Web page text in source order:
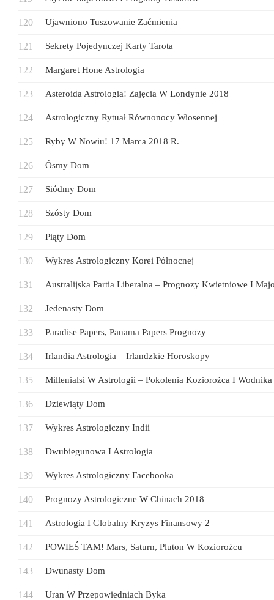
Ujawniono Tuszowanie Zaćmienia
Sekrety Pojedynczej Karty Tarota
Margaret Hone Astrologia
Asteroida Astrologia! Zajęcia W Londynie 2018
Astrologiczny Rytuał Równonocy Wiosennej
Ryby W Nowiu! 17 Marca 2018 R.
Ósmy Dom
Siódmy Dom
Szósty Dom
Piąty Dom
Wykres Astrologiczny Korei Północnej
Australijska Partia Liberalna – Prognozy Kwietniowe I
Jedenasty Dom
Paradise Papers, Panama Papers Prognozy
Irlandia Astrologia – Irlandzkie Horoskopy
Millenialsi W Astrologii – Pokolenia Koziorożca I Wodnika
Dziewiąty Dom
Wykres Astrologiczny Indii
Dwubiegunowa I Astrologia
Wykres Astrologiczny Facebooka
Prognozy Astrologiczne W Chinach 2018
Astrologia I Globalny Kryzys Finansowy 2
POWIEŚ TAM! Mars, Saturn, Pluton W Koziorożcu
Dwunasty Dom
Uran W Przepowiedniach Byka